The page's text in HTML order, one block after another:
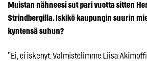
Muistan nähneesi sut pari vuotta sitten
Strindbergilla. Iskikö kaupungin suurin
kyntensä suhun?
”Ei, ei iskenyt. Valmistelimme Liisa